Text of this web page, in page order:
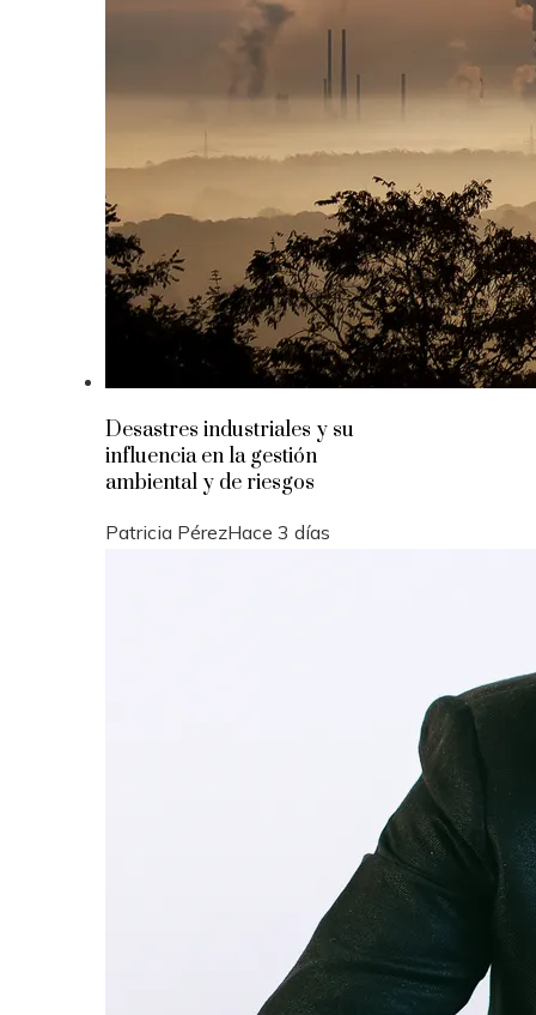
Desastres industriales y su
influencia en la gestión
ambiental y de riesgos
Patricia PérezHace 3 días